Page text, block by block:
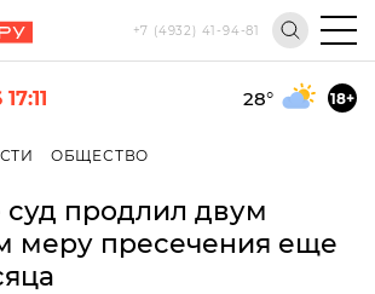
+7 (4932) 41-94-81
28° 18+
ОБЩЕСТВО
продлил двум
меру пресечения еще